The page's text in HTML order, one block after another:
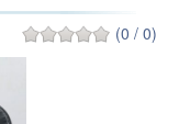
(0 / 0)